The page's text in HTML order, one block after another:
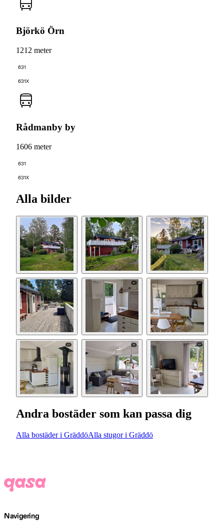
Björkö Örn
1212 meter
631
631X
Rådmanby by
1606 meter
631
631X
Alla bilder
Andra bostäder som kan passa dig
Alla bostäder i GräddöAlla stugor i Gräddö
Navigering